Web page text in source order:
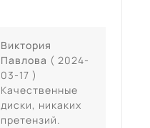
Виктория
Павлова ( 2024-
03-17 )
Качественные
диски, никаких
претензий.